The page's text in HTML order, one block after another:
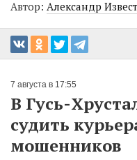
Автор: Александр
7 августа в 17:55
В Гусь-
судить
мошенников